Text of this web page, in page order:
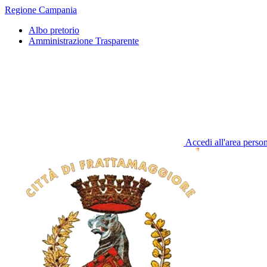
Regione Campania
Albo pretorio
Amministrazione Trasparente
Accedi all'area